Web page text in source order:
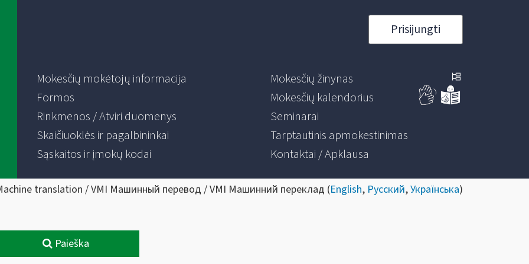
Prisijungti
Mokesčių mokėtojų informacija
Formos
Rinkmenos / Atviri duomenys
Skaičiuoklės ir pagalbininkai
Sąskaitos ir įmokų kodai
Mokesčių žinynas
Mokesčių kalendorius
Seminarai
Tarptautinis apmokestinimas
Kontaktai / Apklausa
translation / VMI Машинный перевод / VMI Машинний переклад (English, Русский,Українська)
Paieška